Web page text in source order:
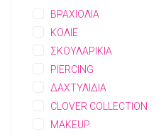
ΒΡΑΧΙΟΛΙΑ
ΚΟΛΙΕ
ΣΚΟΥΛΑΡΙΚΙΑ
PIERCING
ΔΑΧΤΥΛΙΔΙΑ
CLOVER COLLECTION
MAKEUP